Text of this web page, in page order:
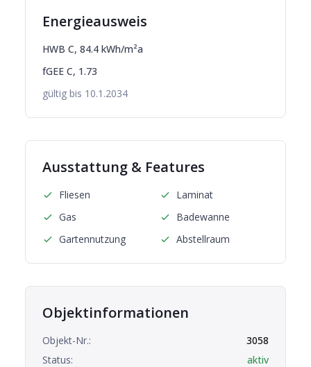
Energieausweis
HWB C, 84.4 kWh/m²a
fGEE C, 1.73
gültig bis 10.1.2034
Ausstattung & Features
Fliesen
Laminat
Gas
Badewanne
Gartennutzung
Abstellraum
Objektinformationen
Objekt-Nr.:
3058
Status:
aktiv